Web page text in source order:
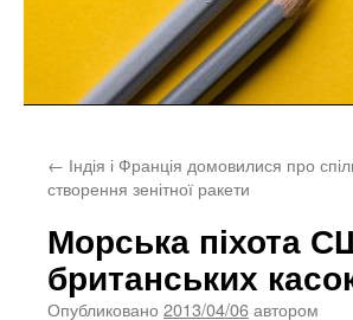
← Індія і Франція домовилися про
створення зенітної ракети
Морська піхота
британських
Опубликовано 2013/04/06автором